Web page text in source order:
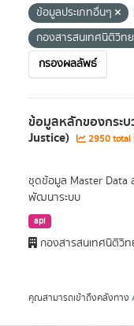
ข้อมูลประเภทอื่นๆ
กองสารสนเทศนิติวิท
กรองผลลัพธ์
ข้อมูลหลักของกระ
Justice) 2950 total
ชุดข้อมูล Master Data
พัฒนาระบบ
api
กองสารสนเทศนิติวิ
คุณสามารถเข้าถึงคลังทาง